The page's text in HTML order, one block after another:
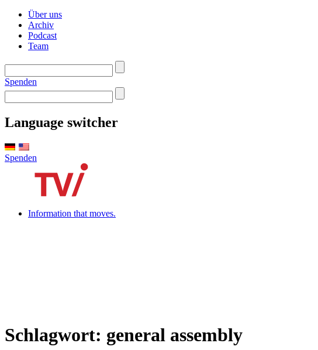
Über uns
Archiv
Podcast
Team
Spenden
Language switcher
Spenden
Information that moves.
Schlagwort: general assembly